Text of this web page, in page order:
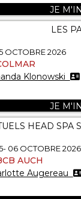
JE
LES
OCTOBRE 2026
Klonowski
JE
HEAD SPA
06 OCTOBRE 2026
AUCH
Augereau